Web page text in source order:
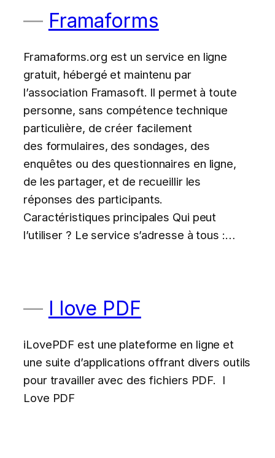
Framaforms
Framaforms.org est un service en ligne
gratuit, hébergé et maintenu par
l’association Framasoft. Il permet à toute
personne, sans compétence technique
particulière, de créer facilement
des formulaires, des sondages, des
enquêtes ou des questionnaires en ligne,
de les partager, et de recueillir les
réponses des participants.
Caractéristiques principales Qui peut
l’utiliser ? Le service s’adresse à tous :…
I love PDF
iLovePDF est une plateforme en ligne et
une suite d’applications offrant divers outils
pour travailler avec des fichiers PDF. I
Love PDF